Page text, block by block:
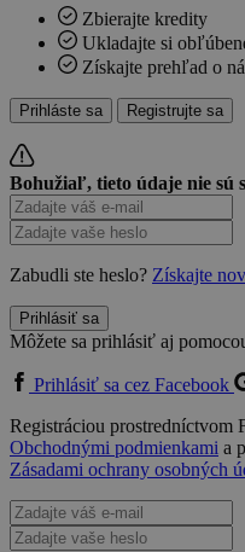
Zbierajte kredity
Ukladajte si
Získajte prehľad o
Prihláste sa Registrujte sa
Bohužiaľ, tieto údaje nie sú
Zabudli ste heslo? Získajte
Prihlásiť sa
Môžete sa prihlásiť aj
Prihlásiť sa cez Facebook
Registráciou prostredníctvom
Obchodnými podmienkami a
Zásadami ochrany osobných